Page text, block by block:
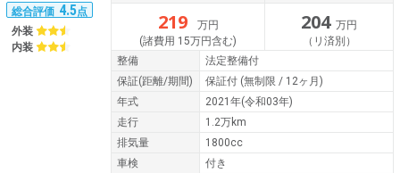
総合評価 4.5点
外装
内装
219
万円
(諸費用 15万円含む)
204 万円
（リ済別）
整備
法定整備付
保証(距離/期間) 保証付 (無制限 / 12ヶ月)
年式
2021年(令和03年)
走行
1.2万km
排気量
1800cc
車検
付き